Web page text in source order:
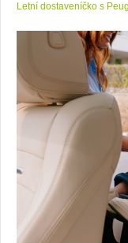
Letní dostaveníčko s